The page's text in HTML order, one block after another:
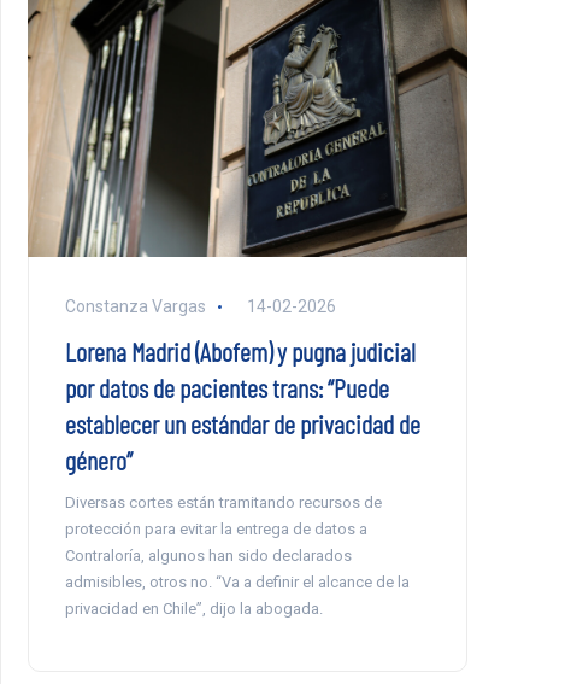
Constanza Vargas 14-02-2026
Lorena Madrid (Abofem) y pugna judicial
por datos de pacientes trans: “Puede
establecer un estándar de privacidad de
género”
Diversas cortes están tramitando recursos de
protección para evitar la entrega de datos a
Contraloría, algunos han sido declarados
admisibles, otros no. “Va a definir el alcance de la
privacidad en Chile”, dijo la abogada.